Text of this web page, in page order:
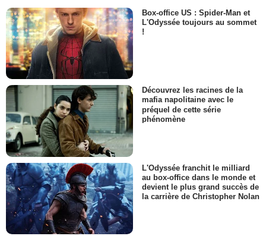
Box-office US : Spider-Man et
L'Odyssée toujours au sommet
!
Découvrez les racines de la
mafia napolitaine avec le
préquel de cette série
phénomène
L'Odyssée franchit le milliard
au box-office dans le monde et
devient le plus grand succès de
la carrière de Christopher Nolan